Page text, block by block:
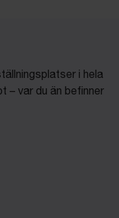
i hela
– var du än befinner